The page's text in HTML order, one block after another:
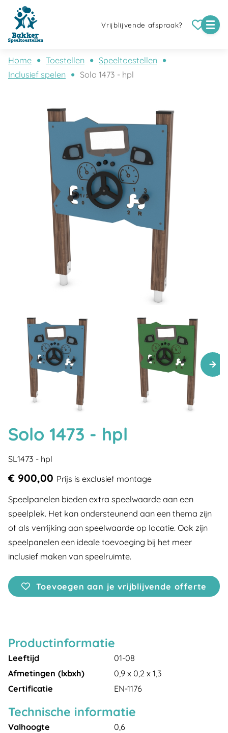
Vrijblijvende afspraak?
Home Toestellen
Speeltoestellen
Inclusief spelen
Solo 1473 - hpl
Solo 1473 - hpl
SL1473 - hpl
€ 900,00 Prijs is exclusief montage
Speelpanelen bieden extra speelwaarde aan een
speelplek. Het kan ondersteunend aan een thema zijn
of als verrijking aan speelwaarde op locatie. Ook zijn
speelpanelen een ideale toevoeging bij het meer
inclusief maken van speelruimte.
Toevoegen aan je vrijblijvende offerte
Productinformatie
Leeftijd
01-08
Afmetingen (lxbxh)
0,9 x 0,2 x 1,3
Certificatie
EN-1176
Technische informatie
Valhoogte
0,6